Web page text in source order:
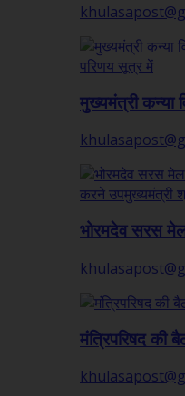
मुख्यमंत्री कन्या
भोरमदेव सरस
मंत्रिपरिषद की